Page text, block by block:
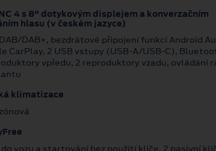
4 s 8" dotykovým displejem a konverzačním
hlasu (v českém jazyce)
DAB+, bezdrátové připojení funkcí Android
CarPlay, 2 USB vstupy (USB-A/USB-C),
vpředu, 2 reproduktory vzadu, ovládání
klimatizace
vozu a startování bez použití klíče, 2 pasivní